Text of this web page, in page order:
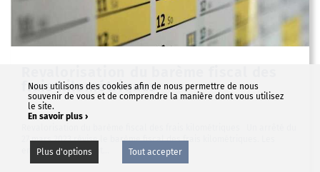
Nous utilisons des cookies afin de nous permettre de nous
souvenir de vous et de comprendre la manière dont vous utilisez
le site.
En savoir plus ›
Plus d'options Tout accepter
frais kilométriques
27 mars 2023 révise le barème fiscal des frais kilométriques. Les
employeurs peuvent...